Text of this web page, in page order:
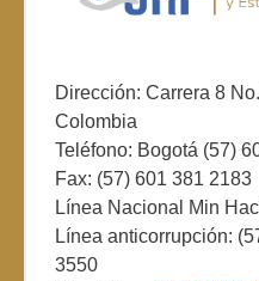
Dirección: Carrera 8
Colombia
Teléfono: Bogotá (57)
Fax: (57) 601 381 2183
Línea Nacional Min
Línea anticorrupción:
3550